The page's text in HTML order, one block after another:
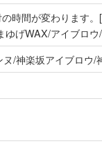
時間が変わります
げWAX/アイブロ
/神楽坂アイブロウ/